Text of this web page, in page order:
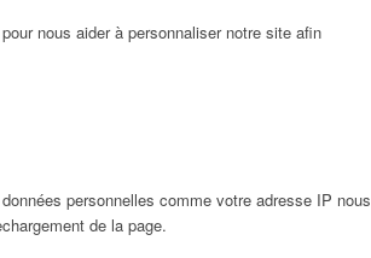
nous aider à personnaliser notre site afin
personnelles comme votre adresse IP nous
de la page.